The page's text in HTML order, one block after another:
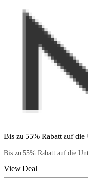
Bis zu 55% Rabatt auf
Bis zu 55% Rabatt auf die
View Deal